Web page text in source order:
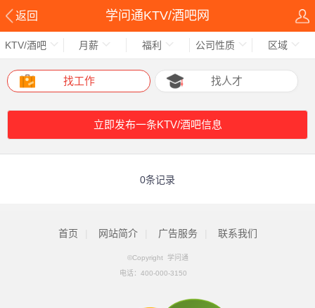
返回 学问通KTV/酒吧网
KTV/酒吧 月薪 福利 公司性质 区域
找工作 找人才
立即发布一条KTV/酒吧信息
0条记录
首页 网站简介 广告服务 联系我们
©Copyright 学问通
电话： 400-000-3150